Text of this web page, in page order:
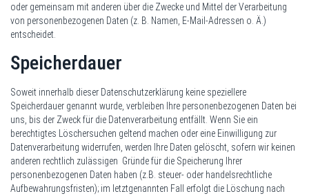
oder gemeinsam mit anderen über die Zwecke und Mittel der Verarbeitung
von personenbezogenen Daten (z. B. Namen, E-Mail-Adressen o. Ä.)
entscheidet.
Speicherdauer
Soweit innerhalb dieser Datenschutzerklärung keine speziellere
Speicherdauer genannt wurde, verbleiben Ihre personenbezogenen Daten bei
uns, bis der Zweck für die Datenverarbeitung entfällt. Wenn Sie ein
berechtigtes Löschersuchen geltend machen oder eine Einwilligung zur
Datenverarbeitung widerrufen, werden Ihre Daten gelöscht, sofern wir keinen
anderen rechtlich zulässigen Gründe für die Speicherung Ihrer
personenbezogenen Daten haben (z.B. steuer- oder handelsrechtliche
Aufbewahrungsfristen); im letztgenannten Fall erfolgt die Löschung nach